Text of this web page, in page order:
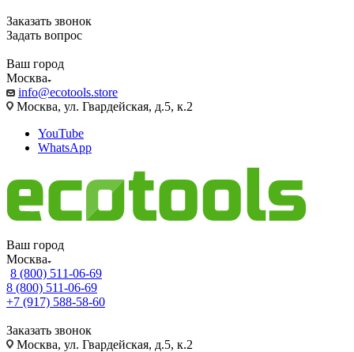
Заказать звонок
Задать вопрос
Ваш город
Москва
info@ecotools.store
Москва, ул. Гвардейская, д.5, к.2
YouTube
WhatsApp
Ваш город
Москва
8 (800) 511-06-69
8 (800) 511-06-69
+7 (917) 588-58-60
Заказать звонок
Москва, ул. Гвардейская, д.5, к.2